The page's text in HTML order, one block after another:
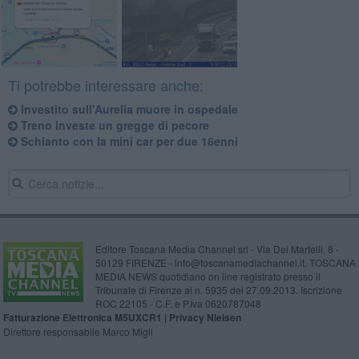
Ti potrebbe interessare anche:
Investito sull'Aurelia muore in ospedale
Treno investe un gregge di pecore
Schianto con la mini car per due 16enni
Editore Toscana Media Channel srl - Via Dei Martelli, 8 -
50129 FIRENZE - info@toscanamediachannel.it. TOSCANA
MEDIA NEWS quotidiano on line registrato presso il
Tribunale di Firenze al n. 5935 del 27.09.2013. Iscrizione
ROC 22105 - C.F. e P.Iva 0620787048
Fatturazione Elettronica M5UXCR1 | Privacy Nielsen
Direttore responsabile Marco Migli